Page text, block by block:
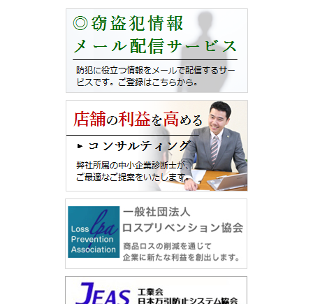
2024年度 第1回 前期 現任教育 を実施しました。
（続きを読む）
2023年度 第2回 後期 現任教育 を実施しました。
（続きを読む）
2023年度 第1回 後期 現任教育 を実施しました。
（続きを読む）
現在、対応と原因要因などの調査中です。
詳細がわかり次第、追って報告いたします。
まずは状況のご報告まで。
2024/09/20
社長の独り言
令和６年９月吉日
皆様のお力添えをいただき、我が社は私服警備専門企業として
10月より、第21期を迎えます。
現在、関東（神奈川・東京・千葉・埼玉・茨城・栃木・群馬・
山梨）の約75社・430店舗（関西店舗を除く）を対象に
備にて万引被害を防止
する事を専門に取り組んでおります。
ご契約先店舗は「セルフサービス（ご来店のお客様が店内で欲
しい商品を選び、レジにて精算する）方式」を採用しており、
商品ロスの発生原因である『万引・窃盗』が発生 しています。
また。インターネット普及に伴い転売事件も多く発生し店舗の